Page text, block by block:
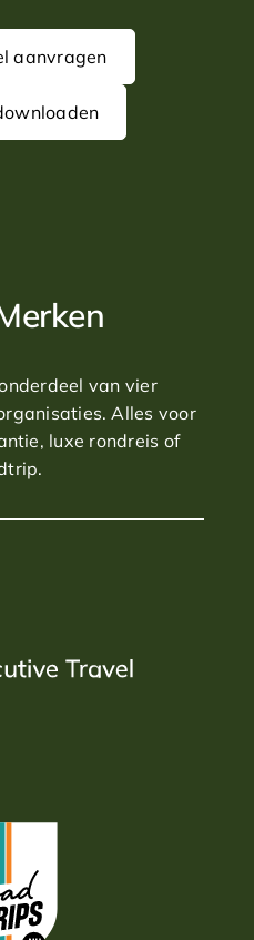
aanvragen
van vier
Alles voor
luxe rondreis of